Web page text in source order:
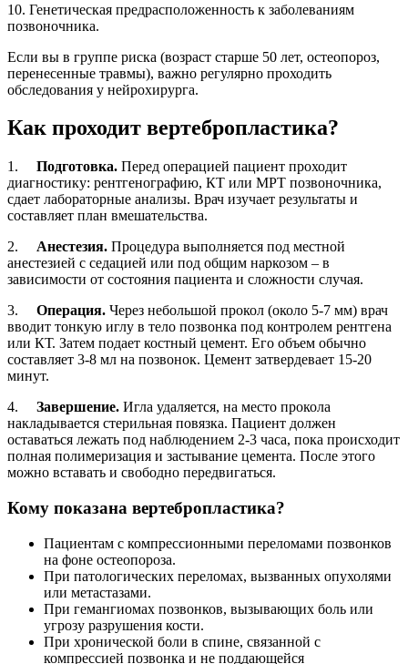
10. Генетическая предрасположенность к заболеваниям
позвоночника.
Если вы в группе риска (возраст старше 50 лет, остеопороз,
перенесенные травмы), важно регулярно проходить
обследования у нейрохирурга.
Как проходит вертебропластика?
1. Подготовка. Перед операцией пациент проходит
диагностику: рентгенографию, КТ или МРТ позвоночника,
сдает лабораторные анализы. Врач изучает результаты и
составляет план вмешательства.
2. Анестезия. Процедура выполняется под местной
анестезией с седацией или под общим наркозом – в
зависимости от состояния пациента и сложности случая.
3. Операция. Через небольшой прокол (около 5-7 мм) врач
вводит тонкую иглу в тело позвонка под контролем рентгена
или КТ. Затем подает костный цемент. Его объем обычно
составляет 3-8 мл на позвонок. Цемент затвердевает 15-20
минут.
4. Завершение. Игла удаляется, на место прокола
накладывается стерильная повязка. Пациент должен
оставаться лежать под наблюдением 2-3 часа, пока происходит
полная полимеризация и застывание цемента. После этого
можно вставать и свободно передвигаться.
Кому показана вертебропластика?
Пациентам с компрессионными переломами позвонков
на фоне остеопороза.
При патологических переломах, вызванных опухолями
или метастазами.
При гемангиомах позвонков, вызывающих боль или
угрозу разрушения кости.
При хронической боли в спине, связанной с
компрессией позвонка и не поддающейся